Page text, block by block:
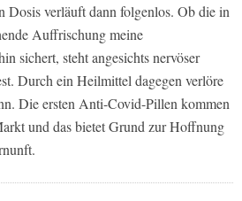
Dosis verläuft dann folgenlos. Ob die in
Auffrischung meine
sichert, steht angesichts nervöser
Durch ein Heilmittel dagegen verlöre
Die ersten Anti-Covid-Pillen kommen
und das bietet Grund zur Hoffnung